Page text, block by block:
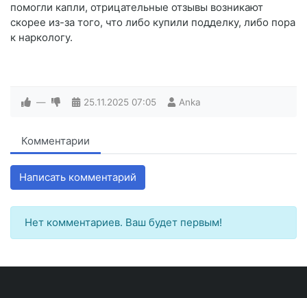
помогли капли, отрицательные отзывы возникают
скорее из-за того, что либо купили подделку, либо пора
к наркологу.
— 25.11.2025 07:05 Anka
Комментарии
Написать комментарий
Нет комментариев. Ваш будет первым!